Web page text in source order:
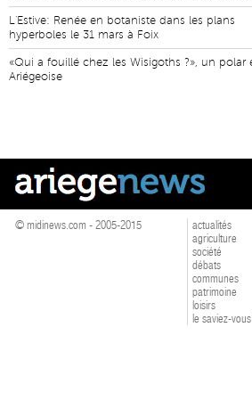
L'Estive: Renée en botaniste dans les plans
hyperboles le 31 mars à Foix
«Qui a fouillé chez les Wisigoths ?», un polar
Ariégeoise
© midinews.com - 2005-2015
actualités
agriculture
société
débats
communes
patrimoine
loisirs
le saviez-